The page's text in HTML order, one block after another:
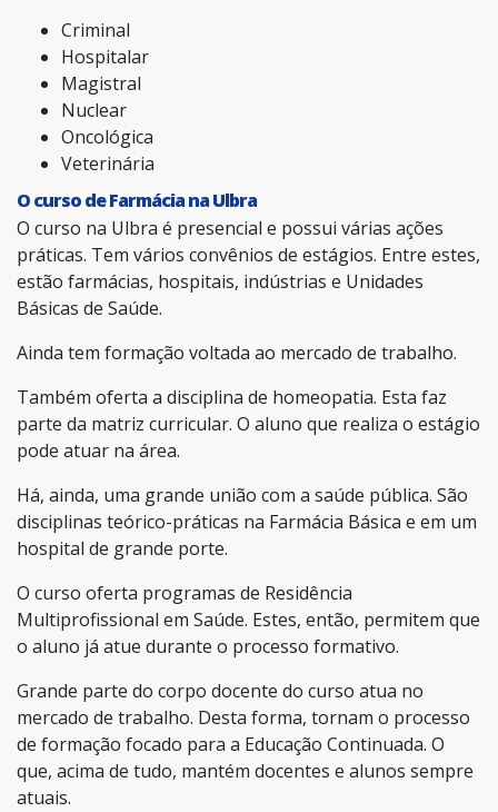
Criminal
Hospitalar
Magistral
Nuclear
Oncológica
Veterinária
O curso de Farmácia na Ulbra
O curso na Ulbra é presencial e possui várias ações
práticas. Tem vários convênios de estágios. Entre estes,
estão farmácias, hospitais, indústrias e Unidades
Básicas de Saúde.
Ainda tem formação voltada ao mercado de trabalho.
Também oferta a disciplina de homeopatia. Esta faz
parte da matriz curricular. O aluno que realiza o estágio
pode atuar na área.
Há, ainda, uma grande união com a saúde pública. São
disciplinas teórico-práticas na Farmácia Básica e em um
hospital de grande porte.
O curso oferta programas de Residência
Multiprofissional em Saúde. Estes, então, permitem que
o aluno já atue durante o processo formativo.
Grande parte do corpo docente do curso atua no
mercado de trabalho. Desta forma, tornam o processo
de formação focado para a Educação Continuada. O
que, acima de tudo, mantém docentes e alunos sempre
atuais.